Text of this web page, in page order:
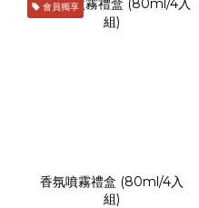
會員獨享
香氛噴霧禮盒 (80ml/4入
組)